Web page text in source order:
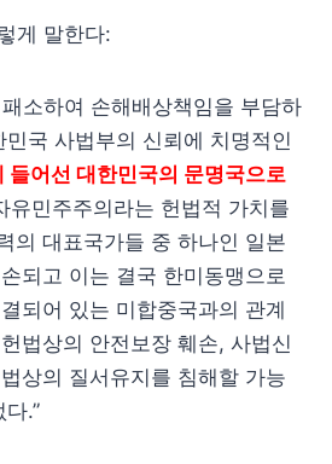
게 말한다:
소하여 손해배상책임을 부담하
국 사법부의 신뢰에 치명적인
들어선 대한민국의 문명국으로
유민주주의라는 헌법적 가치를
의 대표국가들 중 하나인 일본
되고 이는 결국 한미동맹으로
되어 있는 미합중국과의 관계
법상의 안전보장 훼손, 사법신
상의 질서유지를 침해할 가능
.”